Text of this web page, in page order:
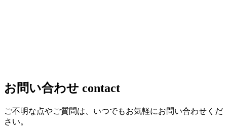
お問い合わせ contact
ご不明な点やご質問は、いつでもお気軽にお問い合わせくだ
さい。